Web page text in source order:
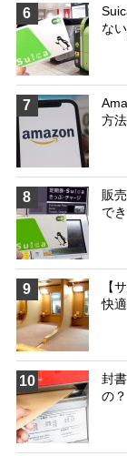
6
な
7
方
8
販
で
9
【
快
10
封
の